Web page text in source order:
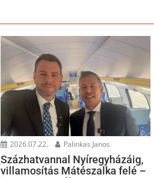
2026.07.22. Palinkas Janos
Százhatvannal Nyíregyházáig,
villamosítás Mátészalka felé –